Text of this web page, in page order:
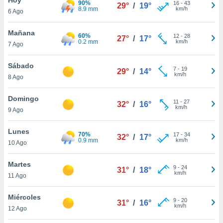
y
en
más
de
6 Ago
90%
8.9 mm
29° / 19° 16- 43
km/h
Mañana
7 Ago
60%
0.2 mm
27° / 17° 12- 28
km/h
Sábado
8 Ago
29° / 14° 7- 19
km/h
Domingo
9 Ago
32° / 16° 11 - 27
km/h
Lunes
10 Ago
70%
0.9 mm
32° / 17° 17- 34
km/h
Martes
11 Ago
31° / 18° 9- 24
km/h
Miércoles
12 Ago
31° / 16° 9- 20
km/h